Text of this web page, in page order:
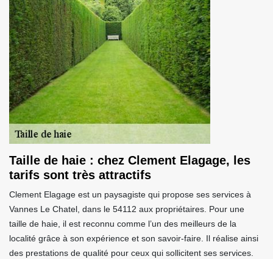
Taille de haie : chez Clement Elagage, les
tarifs sont très attractifs
Clement Elagage est un paysagiste qui propose ses services à
Vannes Le Chatel, dans le 54112 aux propriétaires. Pour une
taille de haie, il est reconnu comme l’un des meilleurs de la
localité grâce à son expérience et son savoir-faire. Il réalise ainsi
des prestations de qualité pour ceux qui sollicitent ses services.